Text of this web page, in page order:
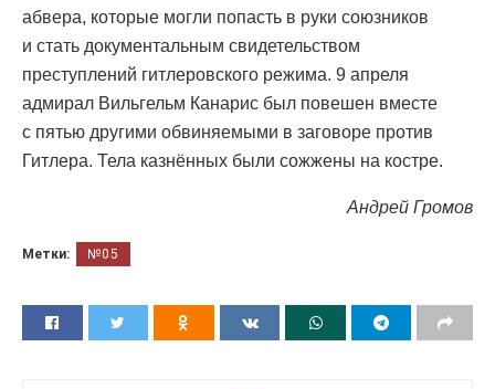
абвера, которые могли попасть в руки союзников
и стать документальным свидетельством
преступлений гитлеровского режима. 9 апреля
адмирал Вильгельм Канарис был повешен вместе
с пятью другими обвиняемыми в заговоре против
Гитлера. Тела казнённых были сожжены на костре.
Андрей Громов
Метки: №05